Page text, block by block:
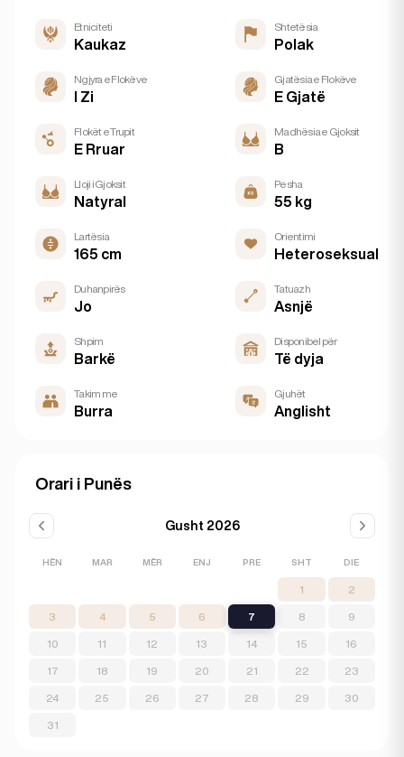
Etniciteti
Kaukaz
Shtetësia
Polak
Ngjyra e Flokëve
I Zi
Gjatësia e Flokëve
E Gjatë
Flokët e Trupit
E Rruar
Madhësia e Gjoksit
B
Lloji i Gjoksit
Natyral
Pesha
55 kg
Lartësia
165 cm
Orientimi
Heteroseksual
Duhanpirës
Jo
Tatuazh
Asnjë
Shpim
Barkë
Disponibel për
Të dyja
Takim me
Burra
Gjuhët
Anglisht
Orari i Punës
Gusht 2026
HËN MAR MËR ENJ PRE SHT DIE
1 2
3 4 5 6 7 8 9
10 11 12 13 14 15 16
17 18 19 20 21 22 23
24 25 26 27 28 29 30
31